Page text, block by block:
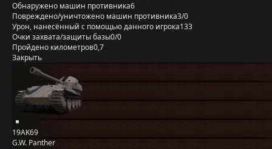
Обнаружено машин противника6
Повреждено/уничтожено машин противника3/0
Урон, нанесённый с помощью данного игрока133
Очки захвата/защиты базы0/0
Пройдено километров0,7
Закрыть
19AK69
G.W. Panther